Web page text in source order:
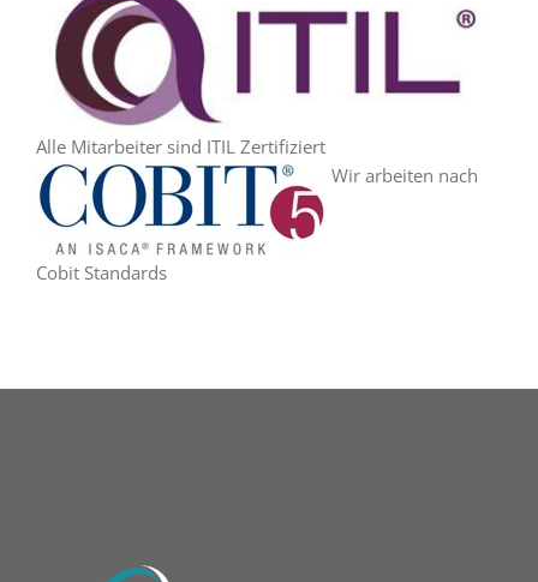
Alle Mitarbeiter sind ITIL Zertifiziert
Wir arbeiten nach
Cobit Standards